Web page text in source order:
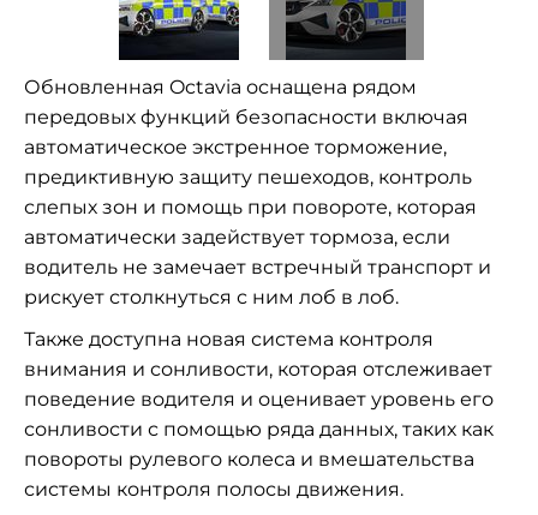
Обновленная Octavia оснащена рядом
передовых функций безопасности включая
автоматическое экстренное торможение,
предиктивную защиту пешеходов, контроль
слепых зон и помощь при повороте, которая
автоматически задействует тормоза, если
водитель не замечает встречный транспорт и
рискует столкнуться с ним лоб в лоб.
Также доступна новая система контроля
внимания и сонливости, которая отслеживает
поведение водителя и оценивает уровень его
сонливости с помощью ряда данных, таких как
повороты рулевого колеса и вмешательства
системы контроля полосы движения.